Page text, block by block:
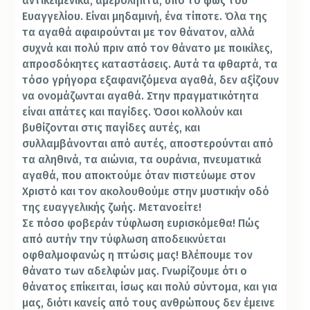
Ευαγγελίου. Είναι μηδαμινή, ένα τίποτε. Όλα της
τα αγαθά αφαιρούνται με τον θάνατον, αλλά
συχνά και πολύ πριν από τον θάνατο με ποικίλες,
απροσδόκητες καταστάσεις. Αυτά τα φθαρτά, τα
τόσο γρήγορα εξαφανιζόμενα αγαθά, δεν αξίζουν
να ονομάζωνται αγαθά. Στην πραγματικότητα
είναι απάτες και παγίδες. Όσοι κολλούν και
βυθίζονται στις παγίδες αυτές, και
συλλαμβάνονται από αυτές, αποστερούνται από
τα αληθινά, τα αιώνια, τα ουράνια, πνευματικά
αγαθά, που αποκτούμε όταν πιστεύωμε στον
Χριστό και τον ακολουθούμε στην μυστικήν οδό
της ευαγγελικής ζωής. Μετανοείτε!
Σε πόσο φοβεράν τύφλωση ευρισκόμεθα! Πώς
από αυτήν την τύφλωση αποδεικνύεται
οφθαλμοφανώς η πτώσις μας! Βλέπουμε τον
θάνατο των αδελφών μας. Γνωρίζουμε ότι ο
θάνατος επίκειται, ίσως και πολύ σύντομα, και για
μας, διότι κανείς από τους ανθρώπους δεν έμεινε